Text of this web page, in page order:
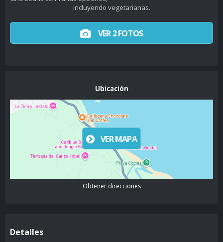
incluyendo vegetarianas.
VER 2 FOTOS
Ubicación
VER MAPA
Obtener direcciones
Detalles